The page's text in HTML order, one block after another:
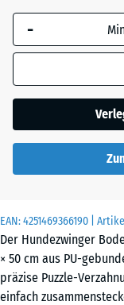
EAN:4251469366190 |
Der Hundezwinger
× 50 cm aus PU-
präzise Puzzle-
einfach
+ 0,50 €
Die gewählte, blau
umrandete
Abmessung wird
Produktdaten nicht
anders angegeben)
für die
Bedarfsberechnung
x
50
x 3
cm
|
-